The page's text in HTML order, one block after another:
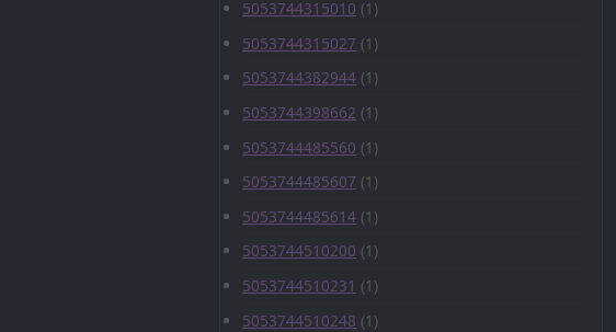
5053744315010 (1)
5053744315027 (1)
5053744382944 (1)
5053744398662 (1)
5053744485560 (1)
5053744485607 (1)
5053744485614 (1)
5053744510200 (1)
5053744510231 (1)
5053744510248 (1)